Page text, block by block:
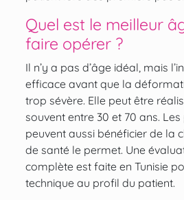
Quel est le meilleur
faire opérer ?
Il n’y a pas d’âge idéal, mais
efficace avant que la
trop sévère. Elle peut être
souvent entre 30 et 70 ans.
peuvent aussi bénéficier de la
de santé le permet. Une
complète est faite en Tunisie
technique au profil du patient.